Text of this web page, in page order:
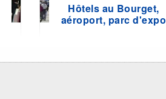
Hôtels au Bourget,
aéroport, parc d'expo